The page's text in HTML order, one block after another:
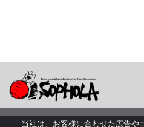
当社は、お客様に合わせた広告や